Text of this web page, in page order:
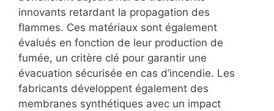
innovants retardant la propagation des
flammes. Ces matériaux sont également
évalués en fonction de leur production de
fumée, un critère clé pour garantir une
évacuation sécurisée en cas d’incendie. Les
fabricants développent également des
membranes synthétiques avec un impact